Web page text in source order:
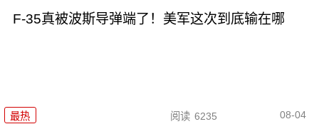
F-35真被波斯导弹端了！美军这次到底输在哪
最热 阅读 6235 08-04